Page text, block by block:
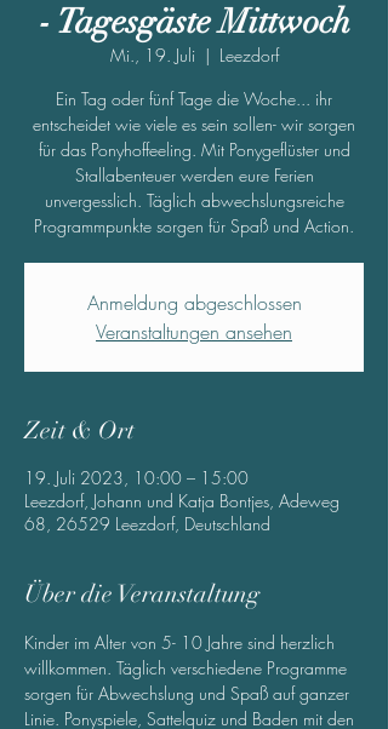
- Tagesgäste Mittwoch
Mi., 19. Juli
  |
Leezdorf
Ein Tag oder fünf Tage die Woche... ihr
entscheidet wie viele es sein sollen- wir sorgen
für das Ponyhoffeeling. Mit Ponygeflüster und
Stallabenteuer werden eure Ferien
unvergesslich. Täglich abwechslungsreiche
Programmpunkte sorgen für Spaß und Action.
Anmeldung abgeschlossen
Veranstaltungen ansehen
Zeit & Ort
19. Juli 2023, 10:00 – 15:00
Leezdorf, Johann und Katja Bontjes, Adeweg
68, 26529 Leezdorf, Deutschland
Über die Veranstaltung
Kinder im Alter von 5- 10 Jahre sind herzlich
willkommen. Täglich verschiedene Programme
sorgen für Abwechslung und Spaß auf ganzer
Linie. Ponyspiele, Sattelquiz und Baden mit den